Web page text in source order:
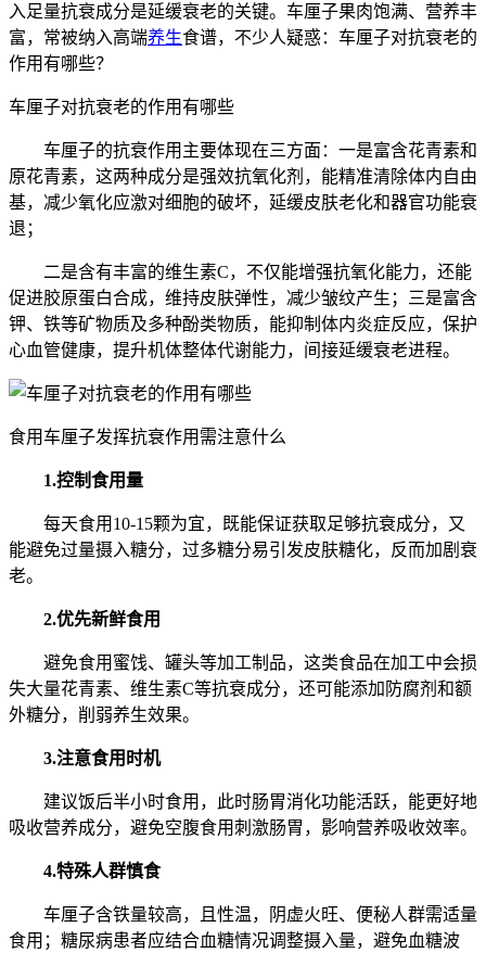
入足量抗衰成分是延缓衰老的关键。车厘子果肉饱满、营养丰
富，常被纳入高端养生食谱，不少人疑惑：车厘子对抗衰老的
作用有哪些？
车厘子对抗衰老的作用有哪些
车厘子的抗衰作用主要体现在三方面：一是富含花青素和
原花青素，这两种成分是强效抗氧化剂，能精准清除体内自由
基，减少氧化应激对细胞的破坏，延缓皮肤老化和器官功能衰
退；
二是含有丰富的维生素C，不仅能增强抗氧化能力，还能
促进胶原蛋白合成，维持皮肤弹性，减少皱纹产生；三是富含
钾、铁等矿物质及多种酚类物质，能抑制体内炎症反应，保护
心血管健康，提升机体整体代谢能力，间接延缓衰老进程。
食用车厘子发挥抗衰作用需注意什么
1.控制食用量
每天食用10-15颗为宜，既能保证获取足够抗衰成分，又
能避免过量摄入糖分，过多糖分易引发皮肤糖化，反而加剧衰
老。
2.优先新鲜食用
避免食用蜜饯、罐头等加工制品，这类食品在加工中会损
失大量花青素、维生素C等抗衰成分，还可能添加防腐剂和额
外糖分，削弱养生效果。
3.注意食用时机
建议饭后半小时食用，此时肠胃消化功能活跃，能更好地
吸收营养成分，避免空腹食用刺激肠胃，影响营养吸收效率。
4.特殊人群慎食
车厘子含铁量较高，且性温，阴虚火旺、便秘人群需适量
食用；糖尿病患者应结合血糖情况调整摄入量，避免血糖波